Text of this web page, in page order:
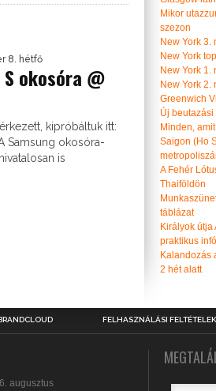
8. hétfő
okosóra @
kipróbáltuk itt:
Samsung okosóra-
is
Mikor
szezon
New York 3.
New York
New York 1.
New York 2.
Greenwich
Új
Minden,
Saigon (Ho
A Fehér
Thaiföldön
táblázat
Királyok
praktikus
Kalandozás
2 hét alatt
FELHASZNÁLÁSI FELTÉTELEK
augusztus